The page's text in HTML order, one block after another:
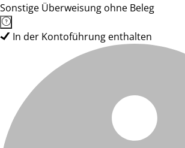
Sonstige Überweisung ohne Beleg
In der Kontoführung enthalten